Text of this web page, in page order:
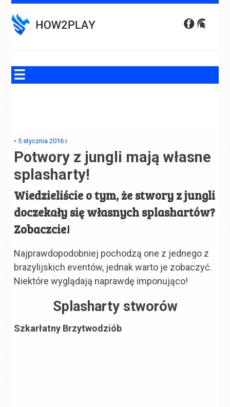
to
content
• 5 stycznia 2016 r.
Potwory z jungli mają własne
splasharty!
Wiedzieliście o tym, że stwory z jungli
doczekały się własnych splashartów?
Zobaczcie!
Najprawdopodobniej pochodzą one z jednego z
brazylijskich eventów, jednak warto je zobaczyć.
Niektóre wyglądają naprawdę imponująco!
Splasharty stworów
Szkarłatny Brzytwodziób